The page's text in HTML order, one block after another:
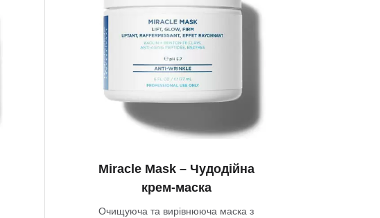
Miracle Mask – Чудодійна
крем-маска
Очищуюча та вирівнююча маска з